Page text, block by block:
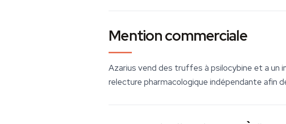
Mention commerciale
Azarius vend des truffes à psilocybine et a un
relecture pharmacologique indépendante afin